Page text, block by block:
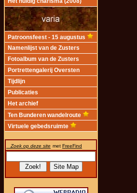
Patroonsfeest - 15 augustus
Namenlijst van de Zusters
Fotoalbum van de Zusters
Portrettengalerij Oversten
Tijdlijn
Publicaties
Het archief
Ten Bunderen wandelroute
Virtuele gebedsruimte
Zoek op deze site met FreeFind